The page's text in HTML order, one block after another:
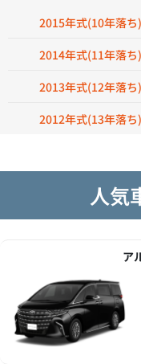
2015年式(10年落ち)
2014年式(11年落ち)
2013年式(12年落ち)
2012年式(13年落ち)
人気
ア